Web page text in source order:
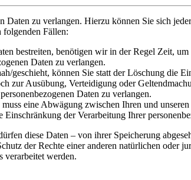
zu verlangen. Hierzu können Sie sich
folgenden Fällen:
bestreiten, benötigen wir in der Regel Zeit,
Daten zu verlangen.
geschieht, können Sie statt der Löschung die
zur Ausübung, Verteidigung oder
Daten zu verlangen.
eine Abwägung zwischen Ihren und
der Verarbeitung Ihrer
diese Daten – von ihrer Speicherung
der Rechte einer anderen natürlichen oder
verarbeitet werden.